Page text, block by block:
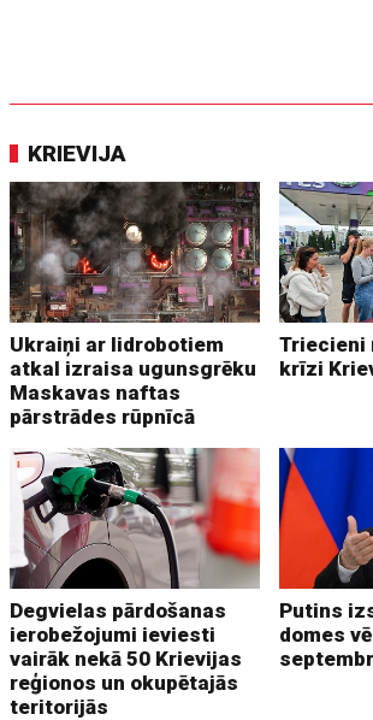
KRIEVIJA
Ukraiņi ar lidrobotiem
atkal izraisa ugunsgrēku
Maskavas naftas
pārstrādes rūpnīcā
Triecieni
krīzi
Degvielas pārdošanas
ierobežojumi ieviesti
vairāk nekā 50 Krievijas
reģionos un okupētajās
teritorijās
Putins
domes